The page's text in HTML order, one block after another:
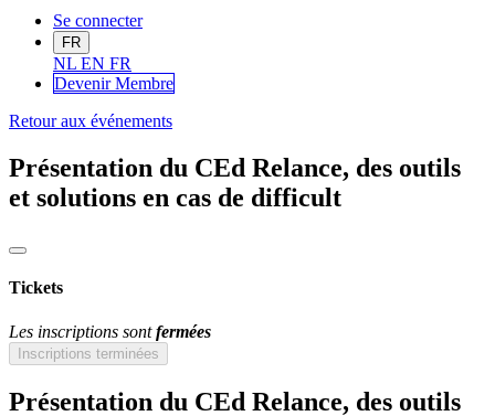
Se connecter
FR
NL EN FR
Devenir Membre
Retour aux événements
Présentation du CEd Relance, des outils
et solutions en cas de difficult
Tickets
Les inscriptions sontfermées
Inscriptions terminées
Présentation du CEd Relance, des outils